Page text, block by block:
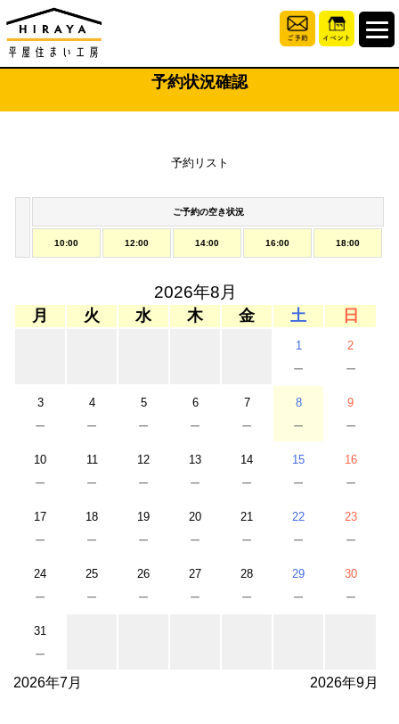
予約状況確認
予約リスト
ご予約の空き状況
10:00 12:00 14:00 16:00 18:00
2026年8月
月 火 水 木 金 土 日
1
－
2
－
3
－
4
－
5
－
6
－
7
－
8
－
9
－
10
－
11
－
12
－
13
－
14
－
15
－
16
－
17
－
18
－
19
－
20
－
21
－
22
－
23
－
24
－
25
－
26
－
27
－
28
－
29
－
30
－
31
－
2026年7月 2026年9月